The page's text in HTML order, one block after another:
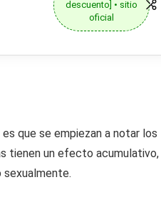
descuento] • sitio
oficial
que se empiezan a notar los
tienen un efecto acumulativo,
sexualmente.